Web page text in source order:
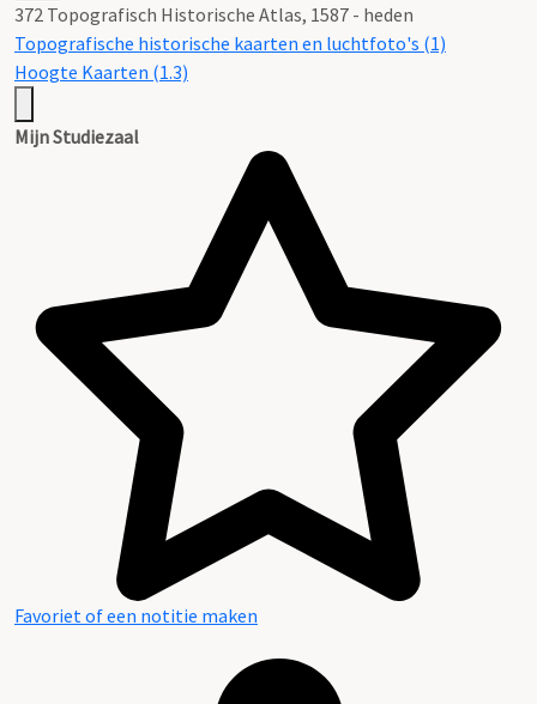
372 Topografisch Historische Atlas, 1587 - heden
Topografische historische kaarten en luchtfoto's (1)
Hoogte Kaarten (1.3)
Mijn Studiezaal
Favoriet of een notitie maken